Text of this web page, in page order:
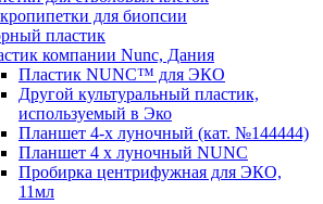
для биопсии
пластик
компании Nunc, Дания
Пластик NUNC™ для ЭКО
Другой культуральный пластик,
используемый в Эко
Планшет 4-х луночный (кат. №144444)
Планшет 4 х луночный NUNC
Пробирка центрифужная для ЭКО,
11мл